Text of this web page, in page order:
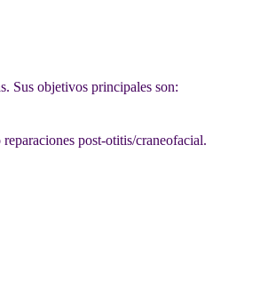
Sus objetivos principales son:
post-otitis/craneofacial.